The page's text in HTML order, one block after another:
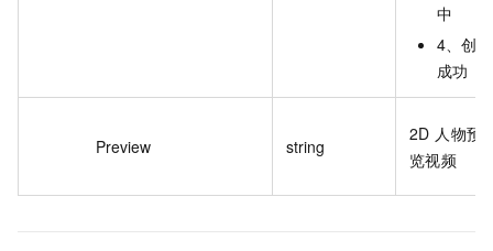
中
4、创建
成功
Preview string
2D 人物预
览视频